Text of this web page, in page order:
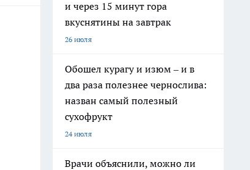
и через 15 минут гора
вкуснятины на завтрак
26 июля
Обошел курагу и изюм – и в
два раза полезнее чернослива:
назван самый полезный
сухофрукт
24 июля
Врачи объяснили, можно ли